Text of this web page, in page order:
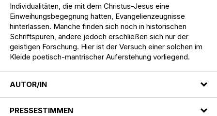
Individualitäten, die mit dem Christus-Jesus eine
Einweihungsbegegnung hatten, Evangelienzeugnisse
hinterlassen. Manche finden sich noch in historischen
Schriftspuren, andere jedoch erschließen sich nur der
geistigen Forschung. Hier ist der Versuch einer solchen im
Kleide poetisch-mantrischer Auferstehung vorliegend.
AUTOR/IN
PRESSESTIMMEN